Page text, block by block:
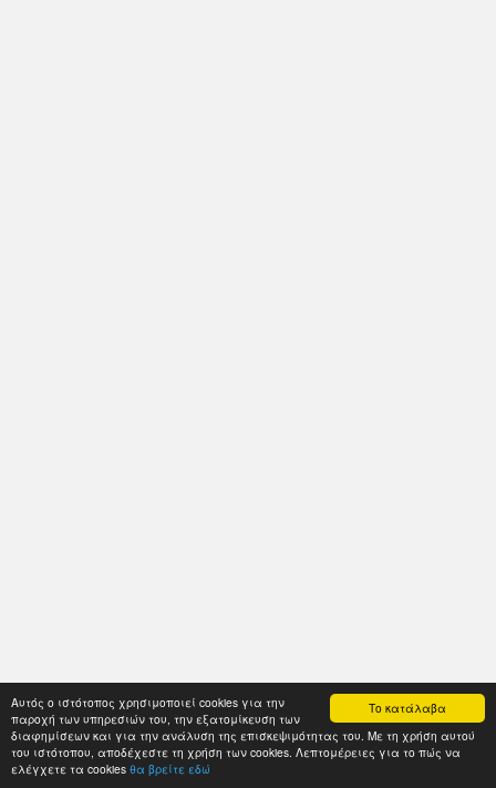
Το κατάλαβα
Αυτός ο ιστότοπος χρησιμοποιεί cookies για την
παροχή των υπηρεσιών του, την εξατομίκευση των
διαφημίσεων και για την ανάλυση της επισκεψιμότητας του. Με τη χρήση αυτού
του ιστότοπου, αποδέχεστε τη χρήση των cookies. Λεπτομέρειες για το πώς να
ελέγχετε τα cookies θα βρείτε εδώ